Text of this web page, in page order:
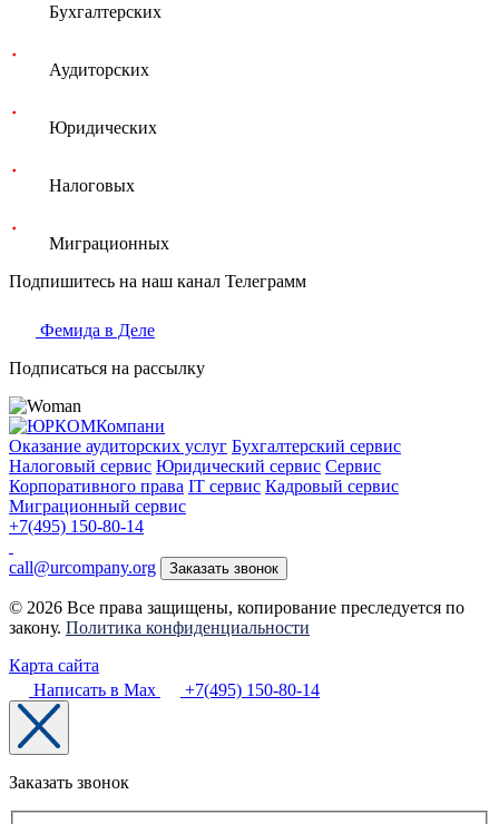
Бухгалтерских
Аудиторских
Юридических
Налоговых
Миграционных
Подпишитесь на наш канал Телеграмм
Фемида в Деле
Подписаться на рассылку
Оказание аудиторских услуг Бухгалтерский сервис
Налоговый сервис Юридический сервис Сервис
Корпоративного права IT сервис Кадровый сервис
Миграционный сервис
+7(495) 150-80-14
call@urcompany.org Заказать звонок
© 2026 Все права защищены, копирование преследуется по
закону. Политика конфиденциальности
Карта сайта
Написать в Max
+7(495) 150-80-14
Заказать звонок